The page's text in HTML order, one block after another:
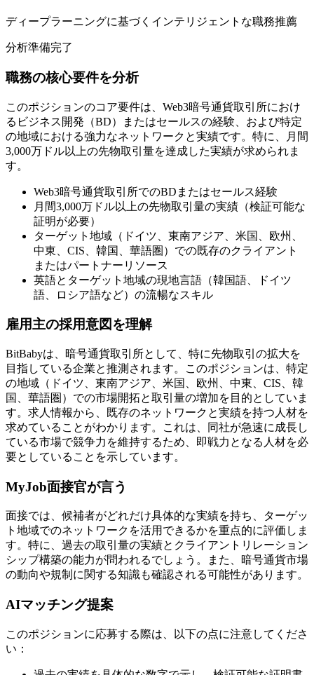
ディープラーニングに基づくインテリジェントな職務推薦
分析準備完了
職務の核心要件を分析
このポジションのコア要件は、Web3暗号通貨取引所におけ
るビジネス開発（BD）またはセールスの経験、および特定
の地域における強力なネットワークと実績です。特に、月間
3,000万ドル以上の先物取引量を達成した実績が求められま
す。
Web3暗号通貨取引所でのBDまたはセールス経験
月間3,000万ドル以上の先物取引量の実績（検証可能な
証明が必要）
ターゲット地域（ドイツ、東南アジア、米国、欧州、
中東、CIS、韓国、華語圏）での既存のクライアント
またはパートナーリソース
英語とターゲット地域の現地言語（韓国語、ドイツ
語、ロシア語など）の流暢なスキル
雇用主の採用意図を理解
BitBabyは、暗号通貨取引所として、特に先物取引の拡大を
目指している企業と推測されます。このポジションは、特定
の地域（ドイツ、東南アジア、米国、欧州、中東、CIS、韓
国、華語圏）での市場開拓と取引量の増加を目的としていま
す。求人情報から、既存のネットワークと実績を持つ人材を
求めていることがわかります。これは、同社が急速に成長し
ている市場で競争力を維持するため、即戦力となる人材を必
要としていることを示しています。
MyJob面接官が言う
面接では、候補者がどれだけ具体的な実績を持ち、ターゲッ
ト地域でのネットワークを活用できるかを重点的に評価しま
す。特に、過去の取引量の実績とクライアントリレーション
シップ構築の能力が問われるでしょう。また、暗号通貨市場
の動向や規制に関する知識も確認される可能性があります。
AIマッチング提案
このポジションに応募する際は、以下の点に注意してくださ
い：